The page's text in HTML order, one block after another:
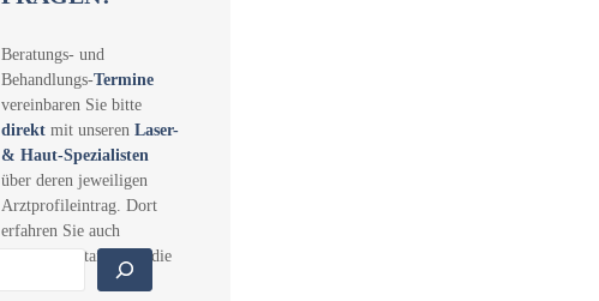
Beratungs- und
Behandlungs-Termine
vereinbaren Sie bitte
direktmit unseren Laser-
& Haut-Spezialisten
über deren jeweiligen
Arztprofileintrag. Dort
erfahren Sie auch
konkrete Details über die